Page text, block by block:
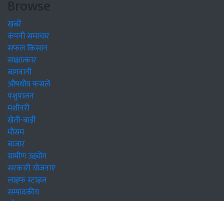
Browse
खबरें
कंपनी समाचार
सफल किसान
साक्षात्कार
बागवानी
औषधीय फसलें
पशुपालन
मशीनरी
खेती-बाड़ी
मौसम
बाजार
ग्रामीण उद्द्योग
सरकारी योजनाएं
लाइफ स्टाइल
सम्पादकीय